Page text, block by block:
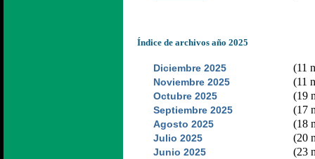
Índice de archivos año 2025
Diciembre 2025 (11
Noviembre 2025 (11
Octubre 2025 (19
Septiembre 2025 (17
Agosto 2025 (18
Julio 2025 (20
Junio 2025 (23